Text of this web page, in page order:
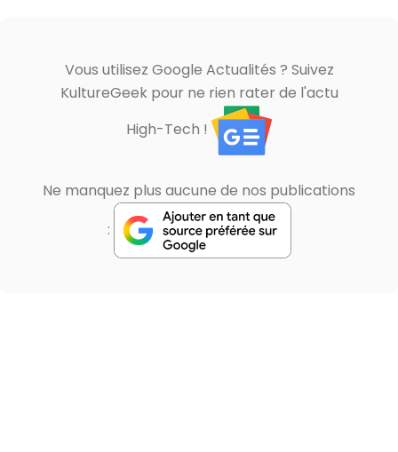
Vous utilisez Google Actualités ? Suivez
KultureGeek pour ne rien rater de l'actu
High-Tech !
Ne manquez plus aucune de nos publications
: